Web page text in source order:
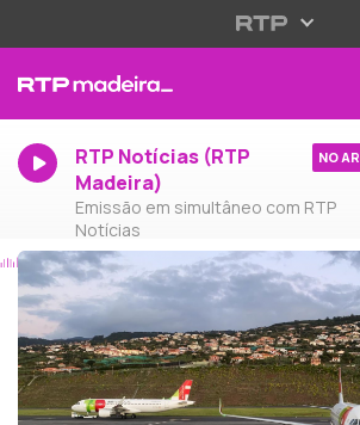
RTP Notícias (RTP
Madeira)
Emissão em simultâneo com RTP
Notícias
NO AR